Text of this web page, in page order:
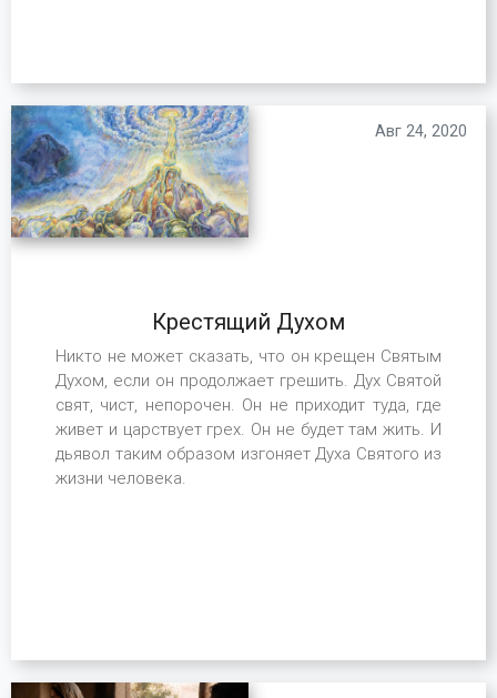
Крестящий Духом
Никто не может сказать, что он крещен Святым
Духом, если он продолжает грешить. Дух Святой
свят, чист, непорочен. Он не приходит туда, где
живет и царствует грех. Он не будет там жить. И
дьявол таким образом изгоняет Духа Святого из
жизни человека.
Авг 24, 2020